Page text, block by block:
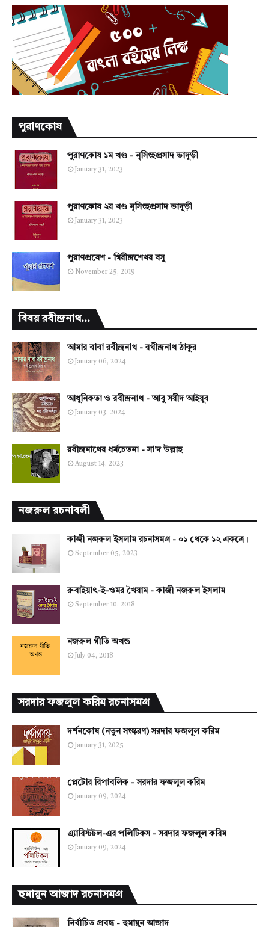
পুরাণকোষ
পুরাণকোষ ১ম খণ্ড - নৃসিংহপ্রসাদ ভাদুড়ী
January 31, 2023
পুরাণকোষ ২য় খণ্ড নৃসিংহপ্রসাদ ভাদুড়ী
January 31, 2023
পুরাণপ্রবেশ - গিরীন্দ্রশেখর বসু
November 25, 2019
বিষয় রবীন্দ্রনাথ...
আমার বাবা রবীন্দ্রনাথ - রথীন্দ্রনাথ ঠাকুর
January 06, 2024
আধুনিকতা ও রবীন্দ্রনাথ - আবু সয়ীদ আইয়ুব
January 03, 2024
রবীন্দ্রনাথের ধর্মচেতনা - সা'দ উল্লাহ
August 14, 2023
নজরুল রচনাবলী
কাজী নজরুল ইসলাম রচনাসমগ্র - ০১ থেকে ১২ একত্রে।
September 05, 2023
রুবাইয়াৎ-ই-ওমর খৈয়াম - কাজী নজরুল ইসলাম
September 10, 2018
নজরুল গীতি অখন্ড
July 04, 2018
সরদার ফজলুল করিম রচনাসমগ্র
দর্শনকোষ (নতুন সংস্করণ) সরদার ফজলুল করিম
January 31, 2025
প্লেটোর রিপাবলিক - সরদার ফজলুল করিম
January 09, 2024
এ্যারিস্টটল-এর পলিটিকস - সরদার ফজলুল করিম
January 09, 2024
হুমায়ুন আজাদ রচনাসমগ্র
নির্বাচিত প্রবন্ধ - হুমায়ুন আজাদ